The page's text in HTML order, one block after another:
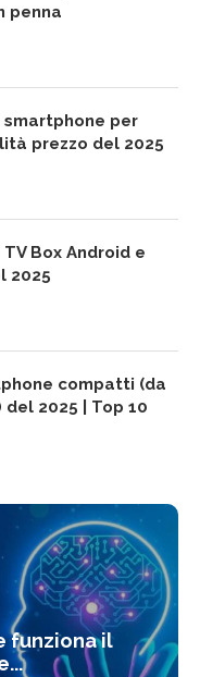
penna
smartphone per
prezzo del 2025
Box Android e
2025
compatti (da
2025 | Top 10
funziona il